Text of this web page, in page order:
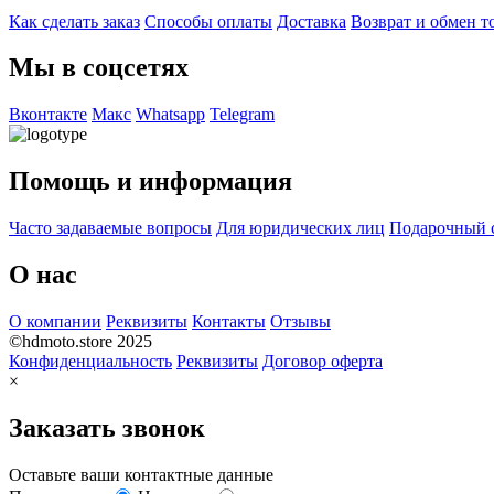
Как сделать заказ Способы оплаты Доставка Возврат и обмен
Мы в соцсетях
Вконтакте Макс Whatsapp Telegram
Помощь и информация
Часто задаваемые вопросы Для юридических лиц Подарочный
О нас
О компании Реквизиты Контакты Отзывы
©hdmoto.store 2025
Конфиденциальность Реквизиты Договор оферта
×
Заказать звонок
Оставьте ваши контактные данные